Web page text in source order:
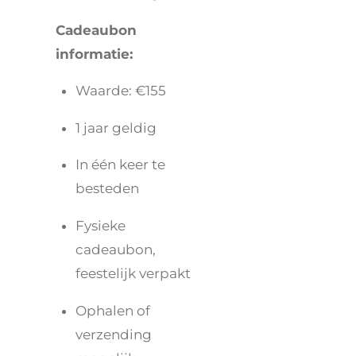
Cadeaubon
informatie:
Waarde: €155
1 jaar geldig
In één keer te
besteden
Fysieke
cadeaubon,
feestelijk verpakt
Ophalen of
verzending